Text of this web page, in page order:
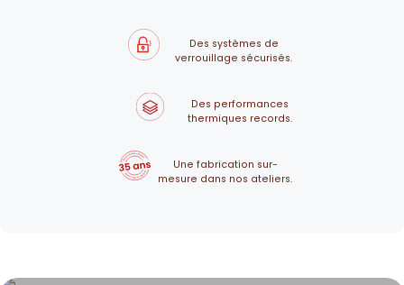
Des systèmes de
verrouillage sécurisés.
Des performances
thermiques records.
Une fabrication sur-
mesure dans nos ateliers.